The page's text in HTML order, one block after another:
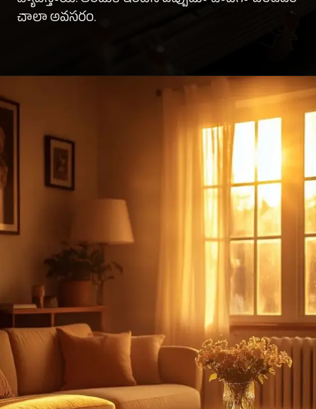
చాలా అవసరం.